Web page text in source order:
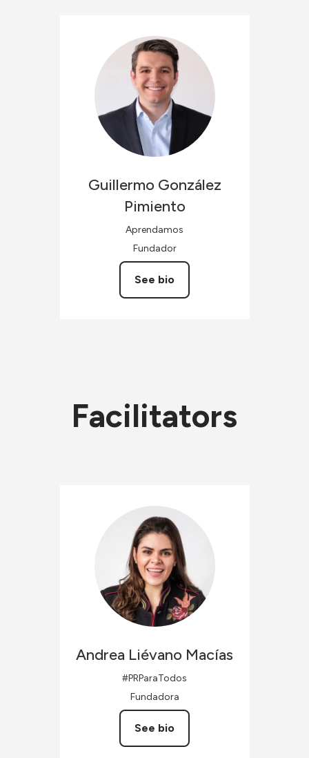
Guillermo González
Pimiento
Aprendamos
Fundador
See bio
Facilitators
Andrea Liévano Macías
#PRParaTodos
Fundadora
See bio